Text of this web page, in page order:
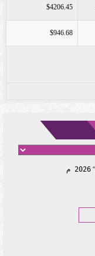
$4206.45
$946.68
2026 م